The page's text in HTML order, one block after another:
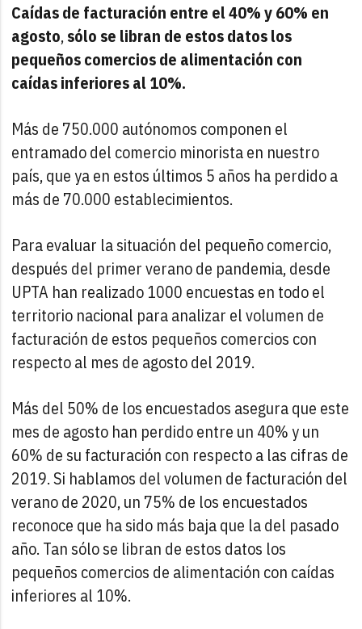
Caídas de facturación entre el 40% y 60% en
agosto,sólo se libran de estos datos los
pequeños comercios de alimentación con
caídas inferiores al 10%.
Más de 750.000 autónomos componen el
entramado del comercio minorista en nuestro
país, que ya en estos últimos 5 años ha perdido a
más de 70.000 establecimientos.
Para evaluar la situación del pequeño comercio,
después del primer verano de pandemia, desde
UPTA han realizado 1000 encuestas en todo el
territorio nacional para analizar el volumen de
facturación de estos pequeños comercios con
respecto al mes de agosto del 2019.
Más del 50% de los encuestados asegura que este
mes de agosto han perdido entre un 40% y un
60% de su facturación con respecto a las cifras de
2019. Si hablamos del volumen de facturación del
verano de 2020, un 75% de los encuestados
reconoce que ha sido más baja que la del pasado
año. Tan sólo se libran de estos datos los
pequeños comercios de alimentación con caídas
inferiores al 10%.